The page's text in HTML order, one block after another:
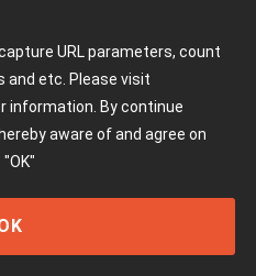
URL parameters, count
and etc. Please visit
information. By continue
aware of and agree on
"OK"